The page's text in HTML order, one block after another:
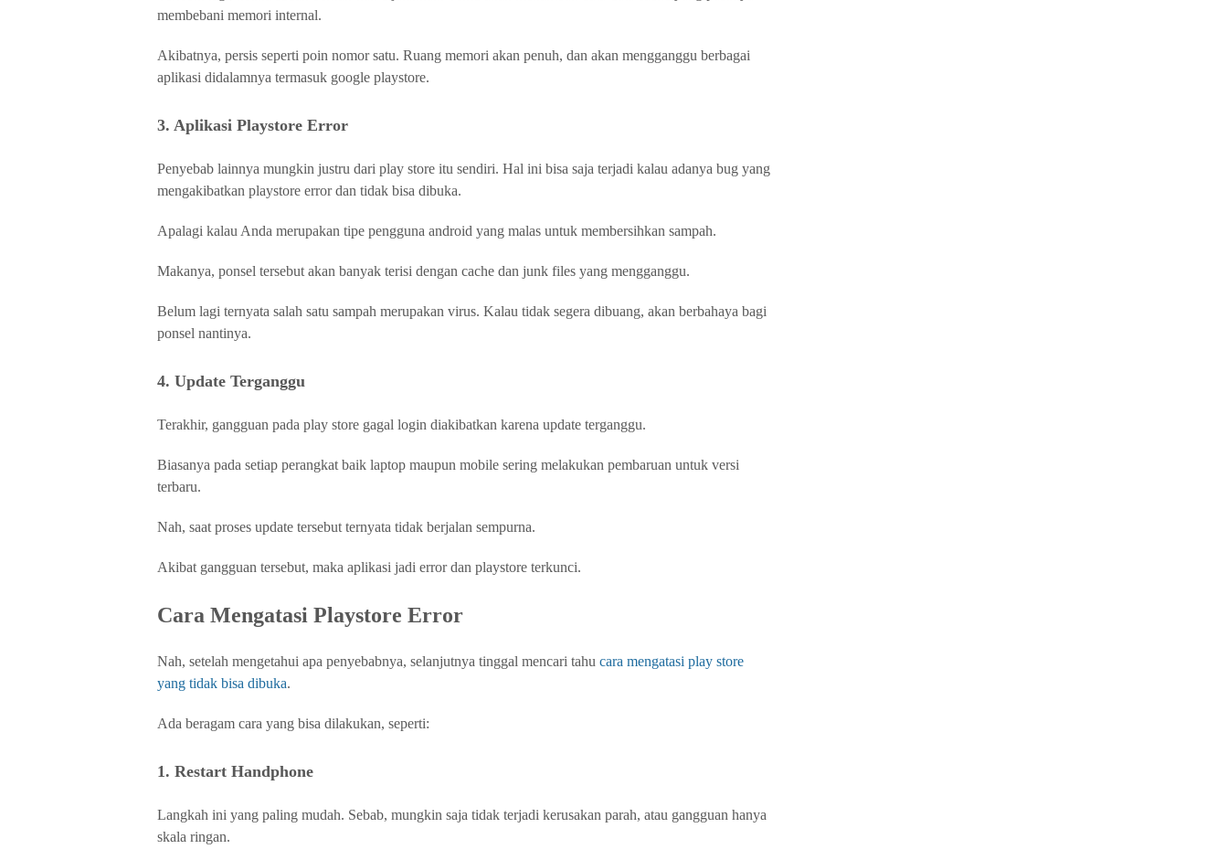
membebani memori internal.
Akibatnya, persis seperti poin nomor satu. Ruang memori akan penuh, dan akan mengganggu berbagai
aplikasi didalamnya termasuk google playstore.
3. Aplikasi Playstore Error
Penyebab lainnya mungkin justru dari play store itu sendiri. Hal ini bisa saja terjadi kalau adanya bug yang
mengakibatkan playstore error dan tidak bisa dibuka.
Apalagi kalau Anda merupakan tipe pengguna android yang malas untuk membersihkan sampah.
Makanya, ponsel tersebut akan banyak terisi dengan cache dan junk files yang mengganggu.
Belum lagi ternyata salah satu sampah merupakan virus. Kalau tidak segera dibuang, akan berbahaya bagi
ponsel nantinya.
4. Update Terganggu
Terakhir, gangguan pada play store gagal login diakibatkan karena update terganggu.
Biasanya pada setiap perangkat baik laptop maupun mobile sering melakukan pembaruan untuk versi
terbaru.
Nah, saat proses update tersebut ternyata tidak berjalan sempurna.
Akibat gangguan tersebut, maka aplikasi jadi error dan playstore terkunci.
Cara Mengatasi Playstore Error
Nah, setelah mengetahui apa penyebabnya, selanjutnya tinggal mencari tahu cara mengatasi play store
yang tidak bisa dibuka.
Ada beragam cara yang bisa dilakukan, seperti:
1. Restart Handphone
Langkah ini yang paling mudah. Sebab, mungkin saja tidak terjadi kerusakan parah, atau gangguan hanya
skala ringan.